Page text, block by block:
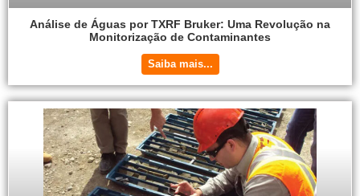
Análise de Águas por TXRF Bruker: Uma Revolução na
Monitorização de Contaminantes
Saiba mais...